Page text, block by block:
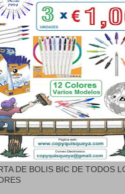
DE BOLIS BIC DE TODOS